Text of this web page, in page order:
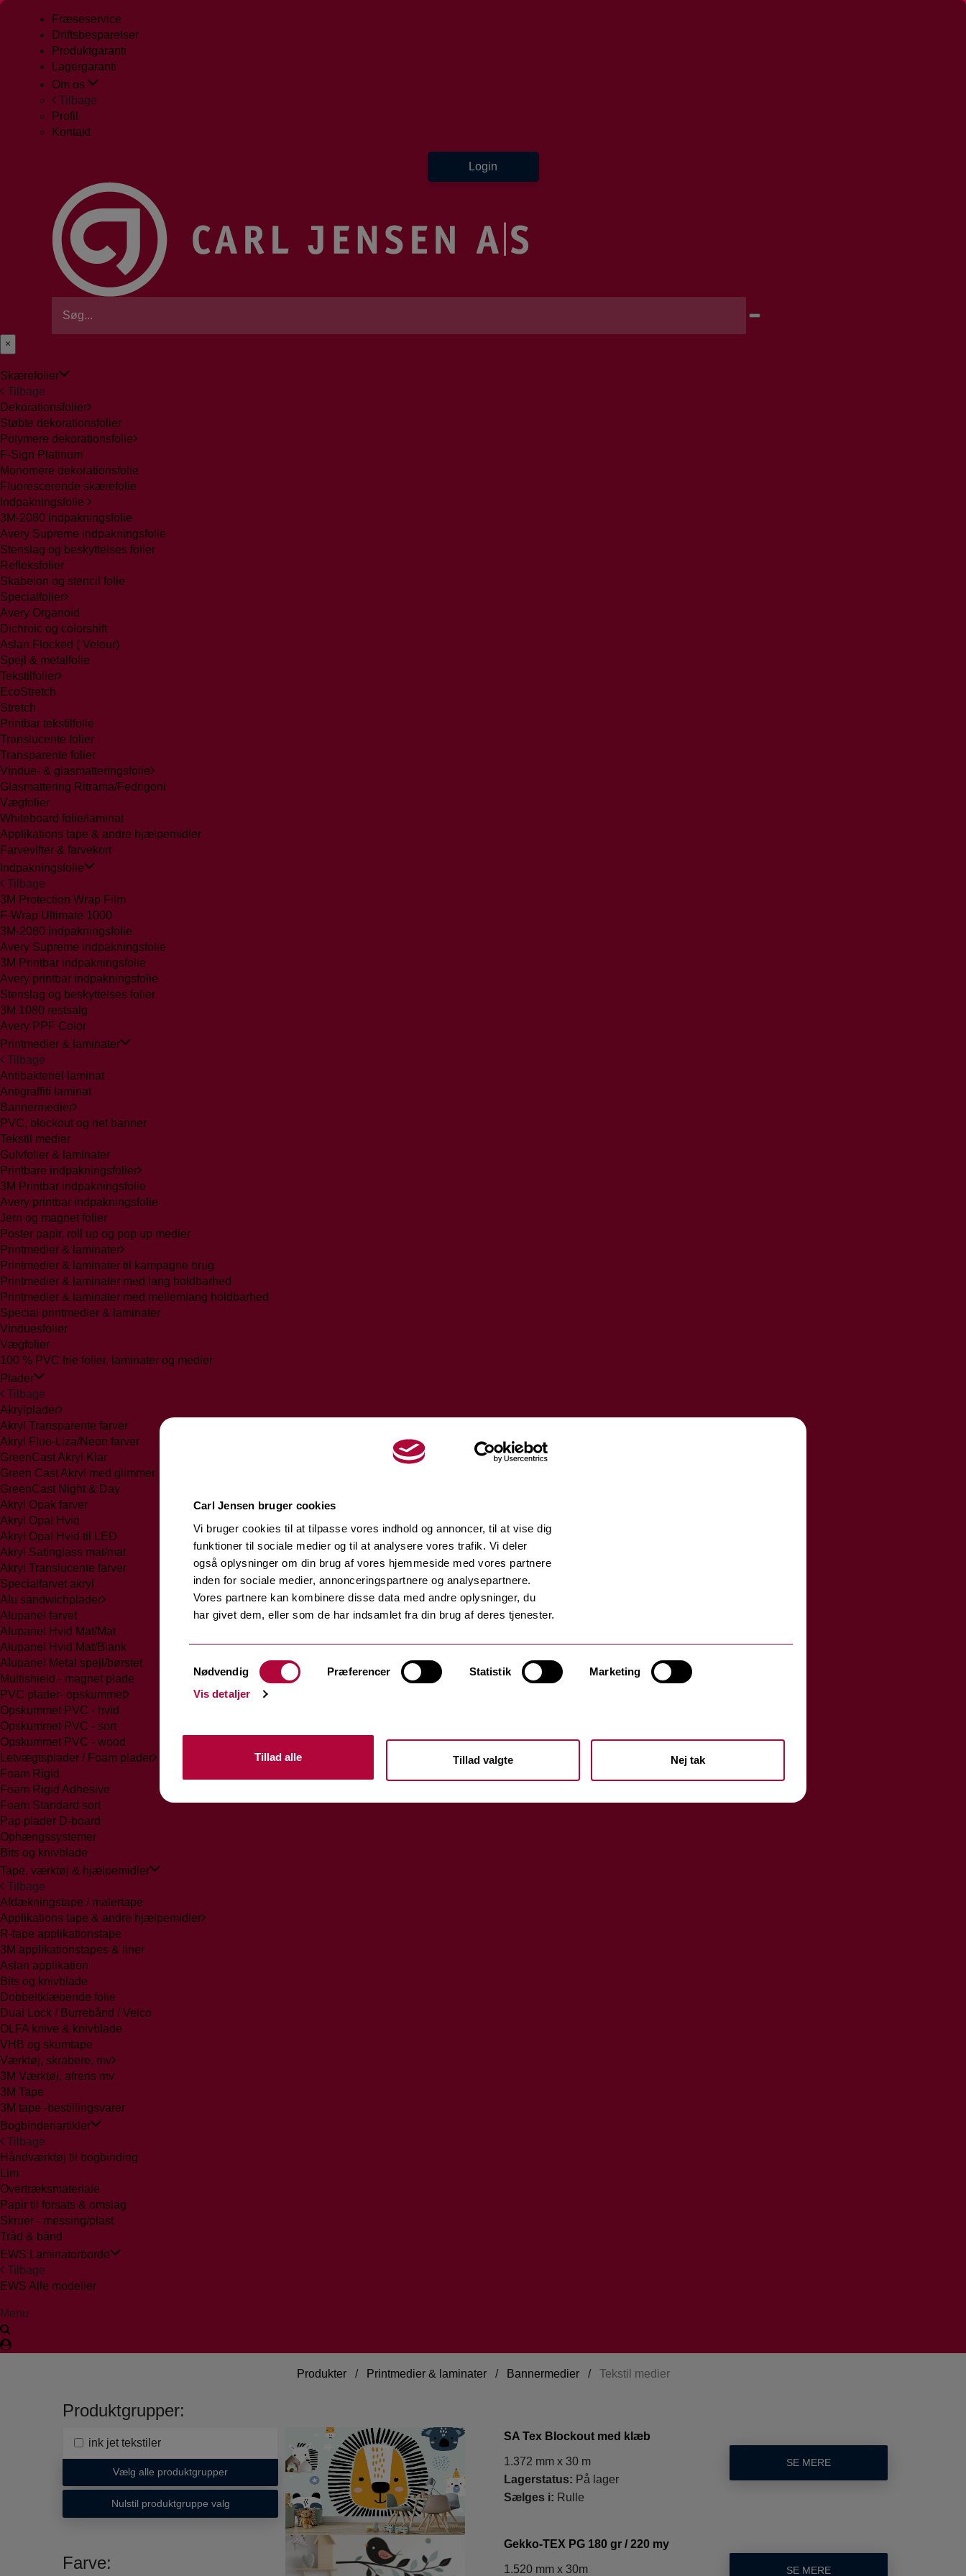
Carl Jensen bruger cookies
Vi bruger cookies til at tilpasse vores indhold og annoncer, til at vise dig
funktioner til sociale medier og til at analysere vores trafik. Vi deler
også oplysninger om din brug af vores hjemmeside med vores partnere
inden for sociale medier, annonceringspartnere og analysepartnere.
Vores partnere kan kombinere disse data med andre oplysninger, du
har givet dem, eller som de har indsamlet fra din brug af deres tjenester.
Samtykkevalg
Nødvendig Præferencer Statistik
Marketing
Vis detaljer
Tillad alle Tillad valgte Nej tak
Fræseservice
Driftsbesparelser
Produktgaranti
Lagergaranti
Om os
Tilbage
Profil
Kontakt
Login
Skærefolier
Tilbage
Dekorationsfolier
Støbte dekorationsfolier
Polymere dekorationsfolie
F-Sign Platinum
Monomere dekorationsfolie
Fluorescerende skærefolie
Indpakningsfolie
3M-2080 indpakningsfolie
Avery Supreme indpakningsfolie
Stenslag og beskyttelses folier
Refleksfolier
Skabelon og stencil folie
Specialfolier
Avery Organoid
Dichroic og colorshift
Aslan Flocked ( Velour)
Spejl & metalfolie
Tekstilfolier
EcoStretch
Stretch
Printbar tekstilfolie
Translucente folier
Transparente folier
Vindue- & glasmatteringsfolie
Glasmattering Ritrama/Fedrigoni
Vægfolier
Whiteboard folie/laminat
Applikations tape & andre hjælpemidler
Farvevifter & farvekort
Indpakningsfolie
Tilbage
3M Protection Wrap Film
F-Wrap Ultimate 1000
3M-2080 indpakningsfolie
Avery Supreme indpakningsfolie
3M Printbar indpakningsfolie
Avery printbar indpakningsfolie
Stenslag og beskyttelses folier
3M 1080 restsalg
Avery PPF Color
Printmedier & laminater
Tilbage
Antibakteriel laminat
Antigraffiti laminat
Bannermedier
PVC, blockout og net banner
Tekstil medier
Gulvfolier & laminater
Printbare indpakningsfolier
3M Printbar indpakningsfolie
Avery printbar indpakningsfolie
Jern og magnet folier
Poster papir, roll up og pop up medier
Printmedier & laminater
Printmedier & laminater til kampagne brug
Printmedier & laminater med lang holdbarhed
Printmedier & laminater med mellemlang holdbarhed
Special printmedier & laminater
Vinduesfolier
Vægfolier
100 % PVC frie folier, laminater og medier
Plader
Tilbage
Akrylplader
Akryl Transparente farver
Akryl Fluo-Liza/Neon farver
GreenCast Akryl Klar
Green Cast Akryl med glimmer
GreenCast Night & Day
Akryl Opak farver
Akryl Opal Hvid
Akryl Opal Hvid til LED
Akryl Satinglass mat/mat
Akryl Translucente farver
Specialfarvet akryl
Alu sandwichplader
Alupanel farvet
Alupanel Hvid Mat/Mat
Alupanel Hvid Mat/Blank
Alupanel Metal spejl/børstet
Multishield - magnet plade
PVC plader- opskummet
Opskummet PVC - hvid
Opskummet PVC - sort
Opskummet PVC - wood
Letvægtsplader / Foam plader
Foam Rigid
Foam Rigid Adhesive
Foam Standard sort
Pap plader D-board
Ophængssystemer
Bits og knivblade
Tape, værktøj & hjælpemidler
Tilbage
Afdækningstape / malertape
Applikations tape & andre hjælpemidler
R-tape applikationstape
3M applikationstapes & liner
Aslan applikation
Bits og knivblade
Dobbeltklæbende folie
Dual Lock / Burrebånd / Velco
OLFA knive & knivblade
VHB og skumtape
Værktøj, skrabere, mv
3M Værktøj, afrens mv
3M Tape
3M tape -bestillingsvarer
Bogbinderiartikler
Tilbage
Håndværktøj til bogbinding
Lim
Overtræksmateriale
Papir til forsats & omslag
Skruer - messing/plast
Tråd & bånd
EWS Laminatorborde
Tilbage
EWS Alle modeller
Menu
Produkter/ Printmedier & laminater/ Bannermedier/ Tekstil medier
Produktgrupper:
ink jet tekstiler
Vælg alle produktgrupper
Nulstil produktgruppe valg
Farve:
SA Tex Blockout med klæb
1.372 mm x 30 m
Lagerstatus: På lager
Sælges i: Rulle
SE MERE
Gekko-TEX PG 180 gr / 220 my
1.520 mm x 30m SE MERE